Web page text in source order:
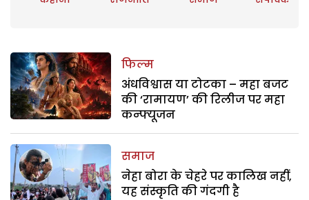
फिल्म
अंधविश्वास या टोटका – महा बजट
की ‘रामायण’ की रिलीज पर महा
कन्फ्यूजन
समाज
नेहा बोरा के चेहरे पर कालिख नहीं,
यह संस्कृति की गंदगी है